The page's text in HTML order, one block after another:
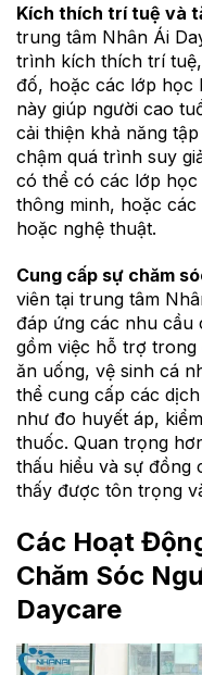
Kích thích trí tuệ và
trung tâm Nhân Ái
trình kích thích trí
đố, hoặc các lớp học
này giúp người cao
cải thiện khả năng
chậm quá trình suy
có thể có các lớp
thông minh, hoặc
hoặc nghệ thuật.
Cung cấp sự chăm
viên tại trung tâm
đáp ứng các nhu cầu
gồm việc hỗ trợ
ăn uống, vệ sinh cá
thể cung cấp các
như đo huyết áp,
thuốc. Quan trọng
thấu hiểu và sự đồng
thấy được tôn trọng
Các Hoạt
Chăm Sóc
Daycare